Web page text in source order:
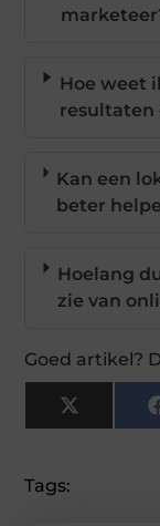
Hoe weet
resultaten
Kan een
beter
Hoelang
zie van
Goed artikel?
X
(Twitter)
Tags: